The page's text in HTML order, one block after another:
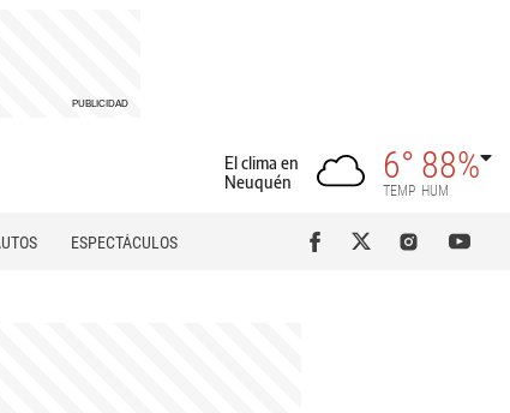
El clima en
Neuquén
6°
TEMP
88%
HUM
ESPECTÁCULOS